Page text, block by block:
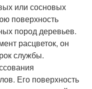
или сосновых
поверхность
пород деревьев.
расцветок, он
службы.
Его поверхность